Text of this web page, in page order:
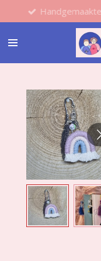
direct
naar
hoofdinhoud